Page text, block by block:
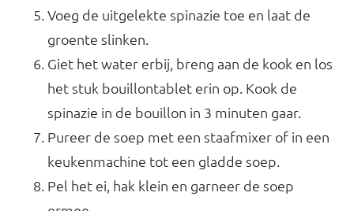
Voeg de uitgelekte spinazie toe en laat de
groente slinken.
Giet het water erbij, breng aan de kook en los
het stuk bouillontablet erin op. Kook de
spinazie in de bouillon in 3 minuten gaar.
Pureer de soep met een staafmixer of in een
keukenmachine tot een gladde soep.
Pel het ei, hak klein en garneer de soep